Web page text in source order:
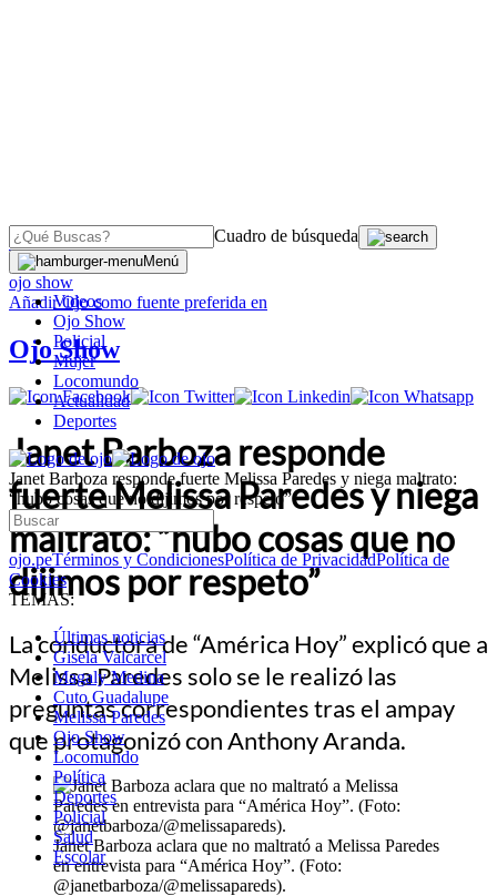
Cuadro de búsqueda
Menú
Videos
Ojo Show
Policial
Mujer
Locomundo
Actualidad
Deportes
Janet Barboza responde fuerte Melissa Paredes y niega maltrato:
“hubo cosas que no dijimos por respeto”
ojo.peTérminos y CondicionesPolítica de PrivacidadPolítica de
Cookies
TEMAS:
Últimas noticias
Gisela Valcarcel
Magaly Medina
Cuto Guadalupe
Melissa Paredes
Ojo Show
Locomundo
Política
Deportes
Policial
Salud
Escolar
OJO
ojo show
AñadirOjocomo fuente preferida en
Ojo Show
Janet Barboza responde
fuerte Melissa Paredes y niega
maltrato: “hubo cosas que no
dijimos por respeto”
La conductora de “América Hoy” explicó que a
Melissa Paredes solo se le realizó las
preguntas correspondientes tras el ampay
que protagonizó con Anthony Aranda.
Janet Barboza aclara que no maltrató a Melissa Paredes
en entrevista para “América Hoy”. (Foto:
@janetbarboza/@melissapareds).